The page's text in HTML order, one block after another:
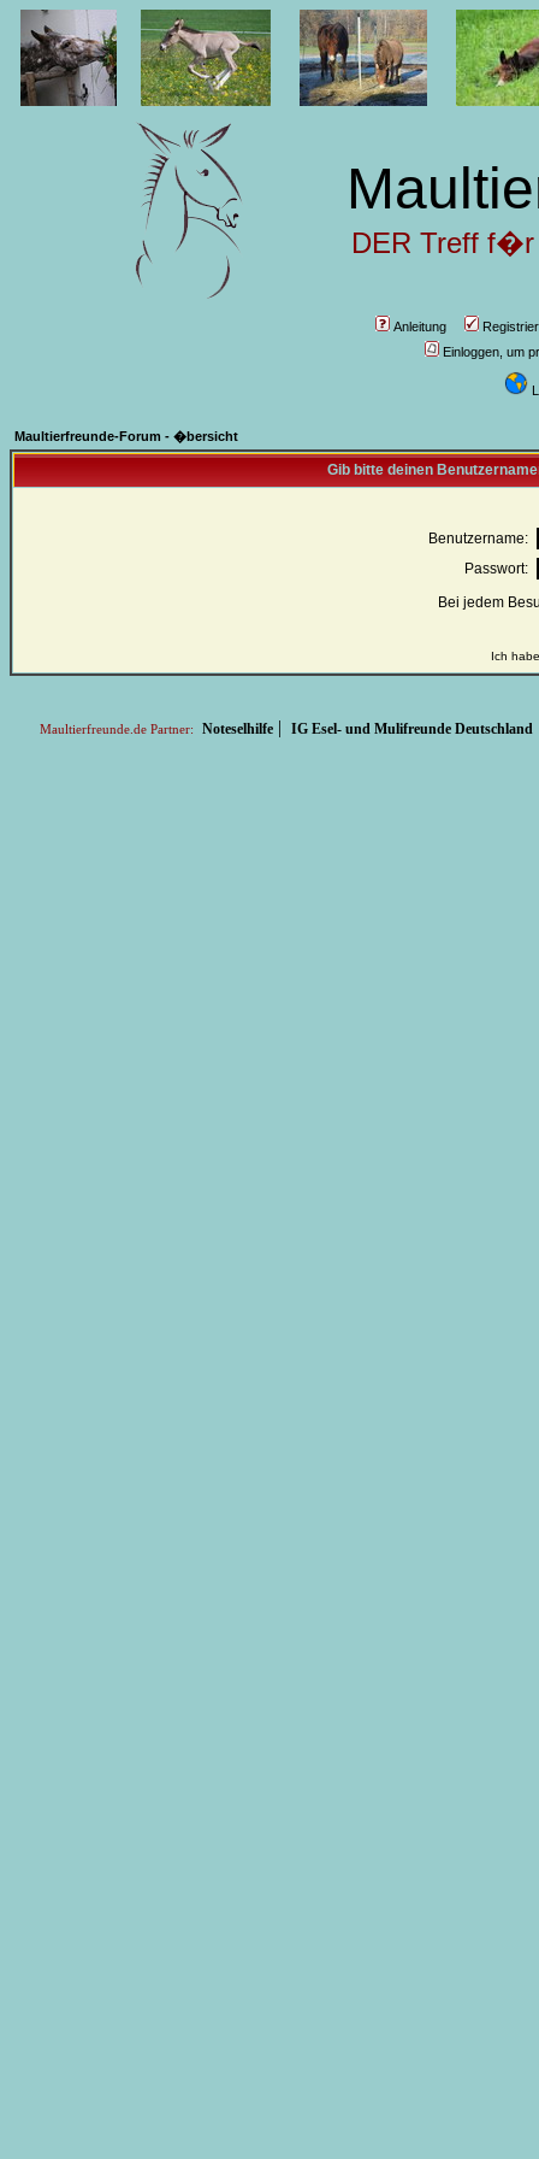
DER Treff f�r
Anleitung
Einloggen, um
Maultierfreunde-Forum - �bersicht
Gib bitte deinen
Benutzername:
Passwort:
Bei jedem
Ich
Maultierfreunde.de Partner: Noteselhilfe | IG Esel- und Mulifreunde Deutschland